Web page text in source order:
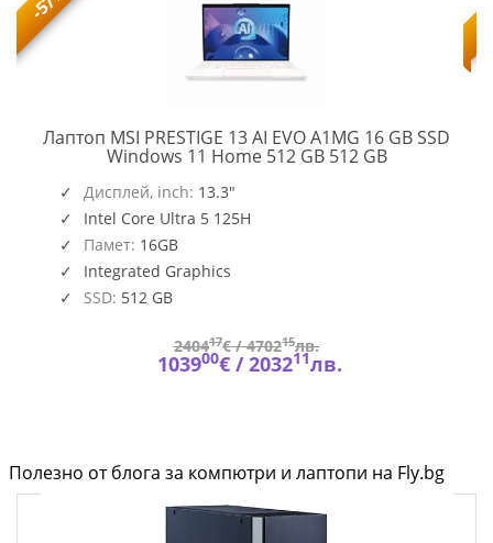
Лаптоп MSI PRESTIGE 13 AI EVO A1MG 16 GB SSD
Windows 11 Home 512 GB 512 GBPRESTIGE
Дисплей, inch: 13.3"
Intel Core Ultra 5 125H
Памет: 16GB
Integrated Graphics
SSD: 512 GB
240417€ /470215лв.
103900€ /203211лв.
Полезно от блога за компютри и лаптопи на Fly.bg